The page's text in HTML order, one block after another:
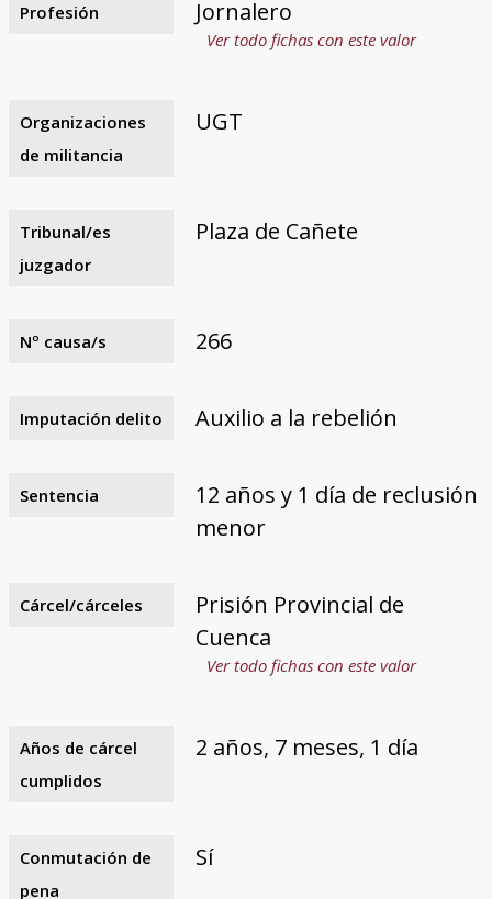
Profesión Jornalero
Ver todo fichas con este valor
Organizaciones
de militancia
UGT
Tribunal/es
juzgador
Plaza de Cañete
Nº causa/s 266
Imputación delito Auxilio a la rebelión
Sentencia
12 años y 1 día de reclusión
menor
Cárcel/cárceles
Prisión Provincial de
Cuenca
Ver todo fichas con este valor
Años de cárcel
cumplidos
2 años, 7 meses, 1 día
Conmutación de
pena
Sí